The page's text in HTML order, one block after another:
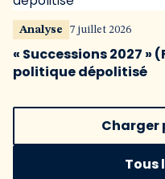
Analyse 7 juillet 2026
« Successions 2027 »
politique dépolitisé
Charger
Tous